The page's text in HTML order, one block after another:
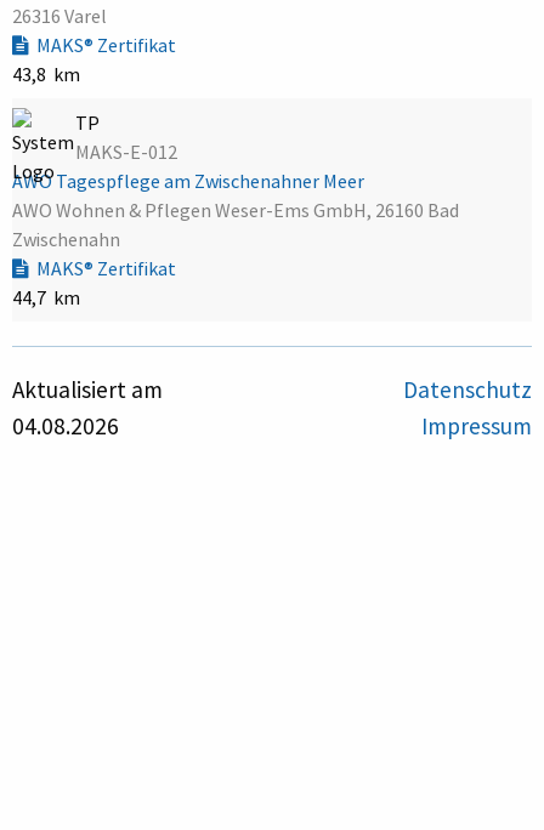
26316 Varel
MAKS® Zertifikat
43,8 km
TP
MAKS-E-012
AWO Tagespflege am Zwischenahner Meer
AWO Wohnen & Pflegen Weser-Ems GmbH, 26160 Bad
Zwischenahn
MAKS® Zertifikat
44,7 km
Aktualisiert am
04.08.2026
Datenschutz
Impressum